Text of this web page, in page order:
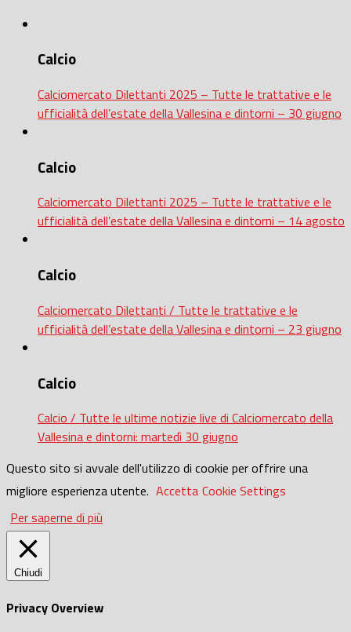
Calcio
Calciomercato Dilettanti 2025 – Tutte le trattative e le
ufficialità dell’estate della Vallesina e dintorni – 30 giugno
Calcio
Calciomercato Dilettanti 2025 – Tutte le trattative e le
ufficialità dell’estate della Vallesina e dintorni – 14 agosto
Calcio
Calciomercato Dilettanti / Tutte le trattative e le
ufficialità dell’estate della Vallesina e dintorni – 23 giugno
Calcio
Calcio / Tutte le ultime notizie live di Calciomercato della
Vallesina e dintorni: martedì 30 giugno
Questo sito si avvale dell'utilizzo di cookie per offrire una
migliore esperienza utente. Accetta Cookie Settings
Per saperne di più
Chiudi
Privacy Overview